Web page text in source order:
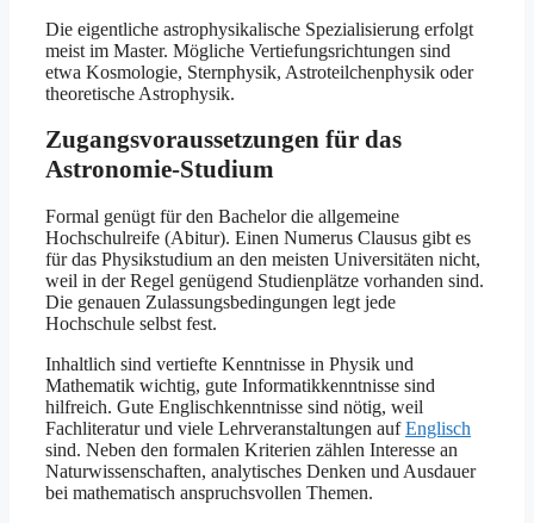
Die eigentliche astrophysikalische Spezialisierung erfolgt
meist im Master. Mögliche Vertiefungsrichtungen sind
etwa Kosmologie, Sternphysik, Astroteilchenphysik oder
theoretische Astrophysik.
Zugangsvoraussetzungen für das
Astronomie-Studium
Formal genügt für den Bachelor die allgemeine
Hochschulreife (Abitur). Einen Numerus Clausus gibt es
für das Physikstudium an den meisten Universitäten nicht,
weil in der Regel genügend Studienplätze vorhanden sind.
Die genauen Zulassungsbedingungen legt jede
Hochschule selbst fest.
Inhaltlich sind vertiefte Kenntnisse in Physik und
Mathematik wichtig, gute Informatikkenntnisse sind
hilfreich. Gute Englischkenntnisse sind nötig, weil
Fachliteratur und viele Lehrveranstaltungen aufEnglisch
sind. Neben den formalen Kriterien zählen Interesse an
Naturwissenschaften, analytisches Denken und Ausdauer
bei mathematisch anspruchsvollen Themen.